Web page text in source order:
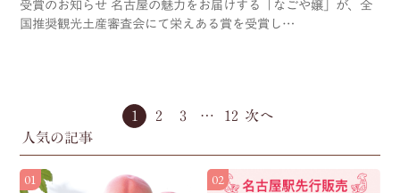
受賞のお知らせ 名古屋の魅力をお届けする「なごや嬢」が、全
国推奨観光土産審査会にて栄えある賞を受賞し…
1 2 3 …
12
人気の記事